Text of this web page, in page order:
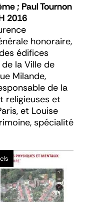
; Paul Tournon
2016
honoraire,
édifices
la Ville de
Milande,
de la
religieuses et
et Louise
spécialité